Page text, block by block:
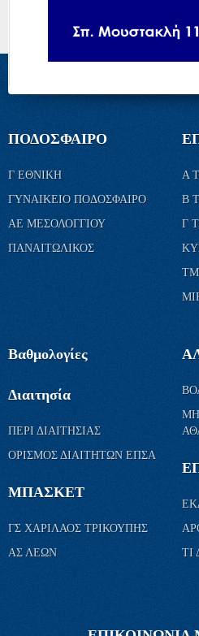
ΠΟΔΟΣΦΑΙΡΟ
Γ ΕΘΝΙΚΗ
ΓΥΝΑΙΚΕΙΟ ΠΟΔΟΣΦΑΙΡΟ
ΑΕ ΜΕΣΟΛΟΓΓΙΟΥ
ΠΑΝΑΙΤΩΛΙΚΟΣ
Α
Β
Γ
Βαθμολογίες
Διαιτησία
ΠΕΡΙ ΔΙΑΙΤΗΣΙΑΣ
ΟΡΙΣΜΟΣ ΔΙΑΙΤΗΤΩΝ ΕΠΣΑ
ΜΠΑΣΚΕΤ
ΓΣ ΧΑΡΙΛΑΟΣ ΤΡΙΚΟΥΠΗΣ
ΑΣ ΛΕΩΝ
ΤΙ